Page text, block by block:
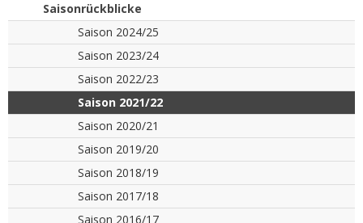
Saisonrückblicke
Saison 2024/25
Saison 2023/24
Saison 2022/23
Saison 2021/22
Saison 2020/21
Saison 2019/20
Saison 2018/19
Saison 2017/18
Saison 2016/17